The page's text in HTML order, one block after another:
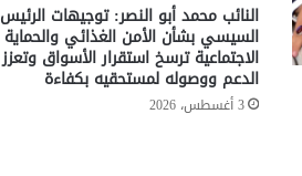
النائب محمد أبو النصر: توجيهات الرئيس
السيسي بشأن الأمن الغذائي والحماية
الاجتماعية ترسخ استقرار الأسواق وتعزز
الدعم ووصوله لمستحقيه بكفاءة
3 أغسطس، 2026